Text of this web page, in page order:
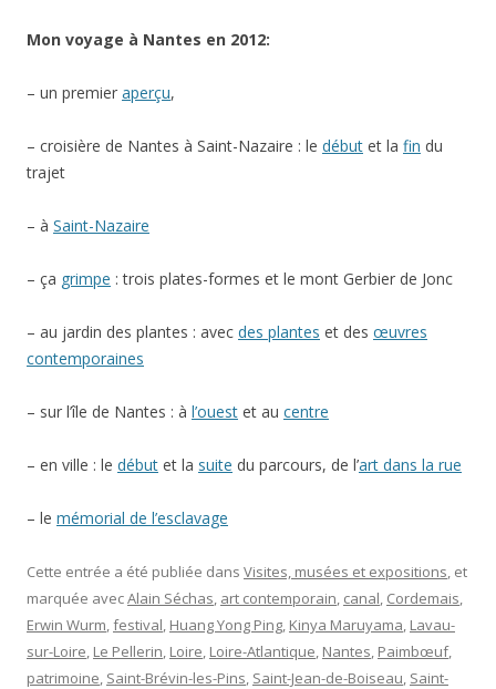
Mon voyage à Nantes en 2012:
– un premier aperçu,
– croisière de Nantes à Saint-Nazaire : le début et la fin du
trajet
– à Saint-Nazaire
– ça grimpe : trois plates-formes et le mont Gerbier de Jonc
– au jardin des plantes : avec des plantes et des œuvres
contemporaines
– sur l’île de Nantes : à l’ouest et au centre
– en ville : le début et la suite du parcours, de l’art dans la rue
– le mémorial de l’esclavage
Cette entrée a été publiée dans Visites, musées et expositions, et
marquée avecAlain Séchas, art contemporain, canal, Cordemais,
Erwin Wurm,festival, Huang Yong Ping, Kinya Maruyama, Lavau-
sur-Loire, Le Pellerin, Loire, Loire-Atlantique, Nantes, Paimbœuf,
patrimoine, Saint-Brévin-les-Pins, Saint-Jean-de-Boiseau, Saint-